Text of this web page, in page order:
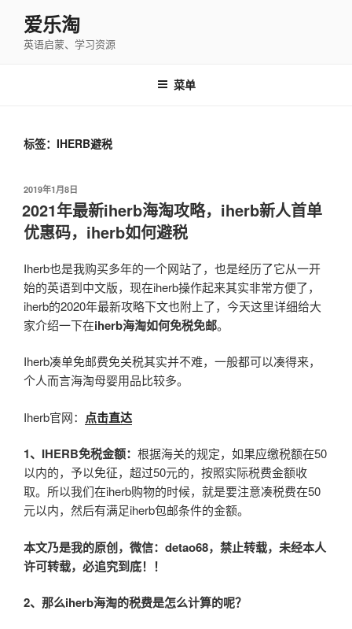
爱乐淘
英语启蒙、学习资源
菜单
标签：IHERB避税
发
布
于
2019年1月8日
2021年最新iherb海淘攻略，iherb新人首单
优惠码，iherb如何避税
Iherb也是我购买多年的一个网站了，也是经历了它从一开
始的英语到中文版，现在iherb操作起来其实非常方便了，
iherb的2020年最新攻略下文也附上了，今天这里详细给大
家介绍一下在iherb海淘如何免税免邮。
Iherb凑单免邮费免关税其实并不难，一般都可以凑得来，
个人而言海淘母婴用品比较多。
Iherb官网： 点击直达
1、 IHERB免税金额： 根据海关的规定，如果应缴税额在50
以内的，予以免征，超过50元的，按照实际税费金额收
取。所以我们在iherb购物的时候，就是要注意凑税费在50
元以内，然后有满足iherb包邮条件的金额。
本文乃是我的原创，微信： detao68，禁止转载，未经本人
许可转载，必追究到底！！
2、那么iherb海淘的税费是怎么计算的呢？